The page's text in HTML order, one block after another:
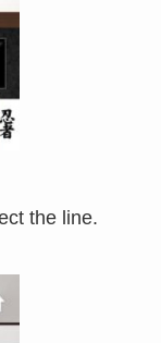
the line.